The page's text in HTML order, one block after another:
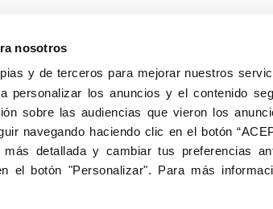
nosotros
y de terceros para mejorar nuestros
personalizar los anuncios y el contenido
sobre las audiencias que vieron los
navegando haciendo clic en el botón
más detallada y cambiar tus preferencias
el botón "Personalizar". Para más
Aviso Legal